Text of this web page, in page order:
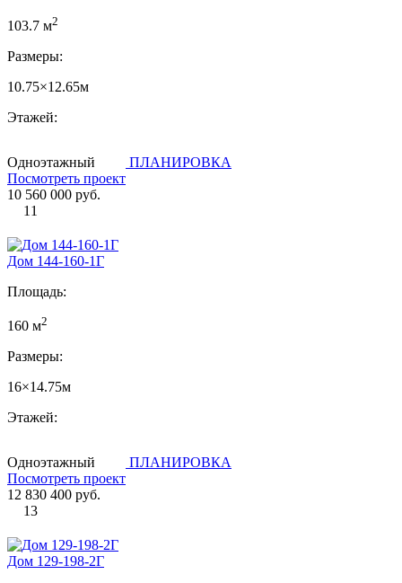
103.7 м2
Размеры:
10.75×12.65м
Этажей:
Одноэтажный
ПЛАНИРОВКА
Посмотреть проект
10 560 000 руб.
11
Дом 144-160-1Г
Площадь:
160 м2
Размеры:
16×14.75м
Этажей:
Одноэтажный
ПЛАНИРОВКА
Посмотреть проект
12 830 400 руб.
13
Дом 129-198-2Г